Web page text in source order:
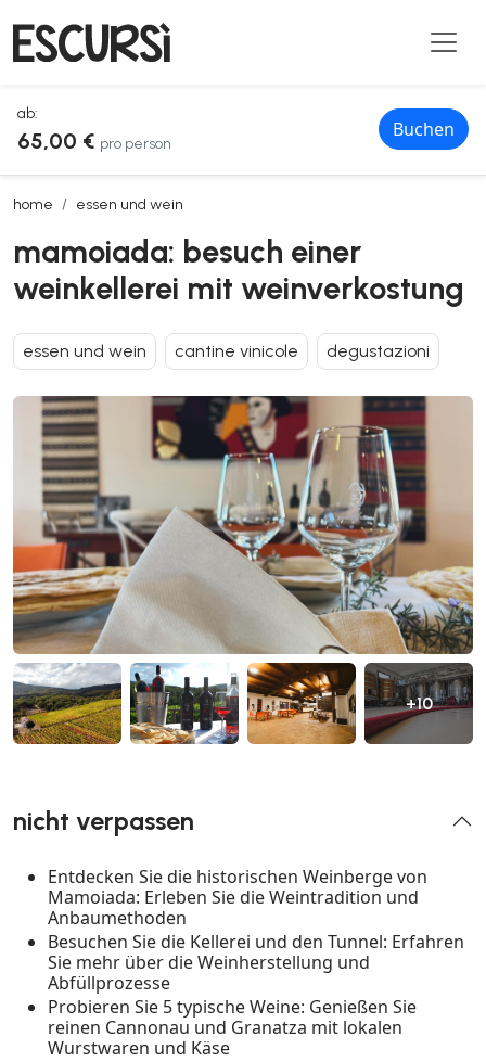
ab:
65,00 € pro person
Buchen
home essen und wein
mamoiada: besuch einer weinkellerei mit weinverkostung
mamoiada: besuch einer
weinkellerei mit weinverkostung
essen und wein cantine vinicole degustazioni
+10
nicht verpassen
Entdecken Sie die historischen Weinberge von
Mamoiada: Erleben Sie die Weintradition und
Anbaumethoden
Besuchen Sie die Kellerei und den Tunnel: Erfahren
Sie mehr über die Weinherstellung und
Abfüllprozesse
Probieren Sie 5 typische Weine: Genießen Sie
reinen Cannonau und Granatza mit lokalen
Wurstwaren und Käse